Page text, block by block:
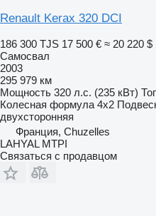
Renault Kerax 320 DCI
186 300 TJS 17 500 € ≈ 20 220 $
Самосвал
2003
295 979 км
Мощность 320 л.с. (235 кВт)
Колесная формула 4x2
двухсторонняя
Франция, Chuzelles
LAHYAL MTPI
Связаться с продавцом